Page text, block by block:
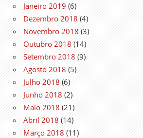
Janeiro 2019 (6)
Dezembro 2018 (4)
Novembro 2018 (3)
Outubro 2018 (14)
Setembro 2018 (9)
Agosto 2018 (5)
Julho 2018 (6)
Junho 2018 (2)
Maio 2018 (21)
Abril 2018 (14)
Março 2018 (11)